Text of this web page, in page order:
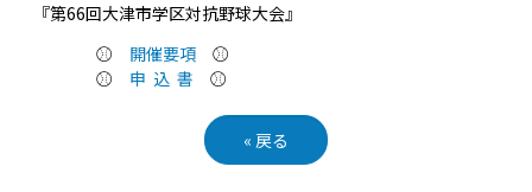
『第66回大津市学区対抗野球大会』
⚾ 開催要項 ⚾
⚾ 申 込 書 ⚾
« 戻る